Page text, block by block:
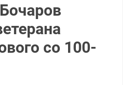
со 100-